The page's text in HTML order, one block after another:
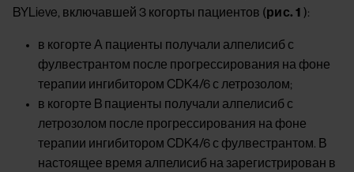
BYLieve, включавшей 3 когорты пациентов (рис. 1 ):
в когорте А пациенты получали алпелисиб с
фулвестрантом после прогрессирования на фоне
терапии ингибитором CDK4/6 с летрозолом;
в когорте B пациенты получали алпелисиб с
летрозолом после прогрессирования на фоне
терапии ингибитором CDK4/6 с фулвестрантом. В
настоящее время алпелисиб на зарегистрирован в